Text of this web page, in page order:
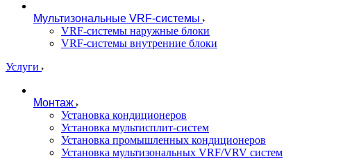
Мультизональные VRF-системы
VRF-системы наружные блоки
VRF-системы внутренние блоки
Услуги
Монтаж
Установка кондиционеров
Установка мультисплит-систем
Установка промышленных кондиционеров
Установка мультизональных VRF/VRV систем